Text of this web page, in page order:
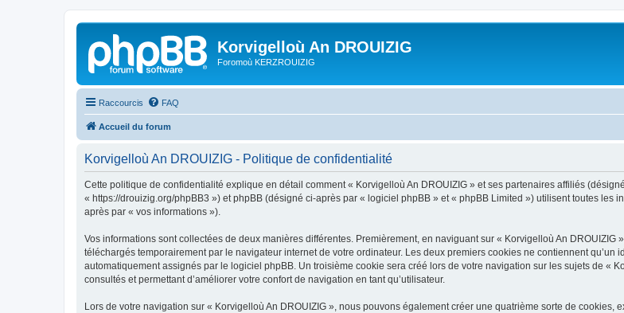
Korvigelloù An DROUIZIG
Foromoù KERZROUIZIG
Raccourcis FAQ
Accueil du forum
Korvigelloù An DROUIZIG - Politique de confidentialité
Cette politique de confidentialité explique en détail comment « Korvigelloù An DROUIZIG » et ses partenaires affiliés
« https://drouizig.org/phpBB3 ») et phpBB (désigné ci-après par « logiciel phpBB » et « phpBB Limited ») utilisent toutes les
après par « vos informations »).
Vos informations sont collectées de deux manières différentes. Premièrement, en naviguant sur « Korvigelloù An
téléchargés temporairement par le navigateur internet de votre ordinateur. Les deux premiers cookies ne contiennent
automatiquement assignés par le logiciel phpBB. Un troisième cookie sera créé lors de votre navigation sur les sujets de «
consultés et permettant d’améliorer votre confort de navigation en tant qu’utilisateur.
Lors de votre navigation sur « Korvigelloù An DROUIZIG », nous pouvons également créer une quatrième sorte de